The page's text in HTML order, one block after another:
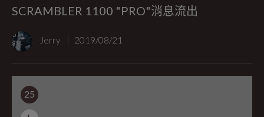
SCRAMBLER 1100 "PRO"消息流出
Jerry 2019/08/21
25